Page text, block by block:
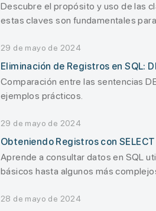
Descubre el propósito y uso de las
estas claves son fundamentales
29 de mayo de 2024
Eliminación de Registros en SQL:
Comparación entre las sentencias
ejemplos prácticos.
29 de mayo de 2024
Obteniendo Registros con SELECT
Aprende a consultar datos en SQL
básicos hasta algunos más
28 de mayo de 2024